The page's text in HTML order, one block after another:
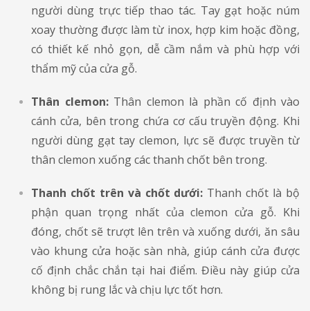
người dùng trực tiếp thao tác. Tay gạt hoặc núm
xoay thường được làm từ inox, hợp kim hoặc đồng,
có thiết kế nhỏ gọn, dễ cầm nắm và phù hợp với
thẩm mỹ của cửa gỗ.
Thân clemon:Thân clemon là phần cố định vào
cánh cửa, bên trong chứa cơ cấu truyền động. Khi
người dùng gạt tay clemon, lực sẽ được truyền từ
thân clemon xuống các thanh chốt bên trong.
Thanh chốt trên và chốt dưới: Thanh chốt là bộ
phận quan trọng nhất của clemon cửa gỗ. Khi
đóng, chốt sẽ trượt lên trên và xuống dưới, ăn sâu
vào khung cửa hoặc sàn nhà, giúp cánh cửa được
cố định chắc chắn tại hai điểm. Điều này giúp cửa
không bị rung lắc và chịu lực tốt hơn.